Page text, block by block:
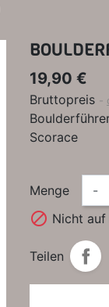
19,90 €
Bruttopreis
Scorace
Menge -
 Nicht auf
Teilen